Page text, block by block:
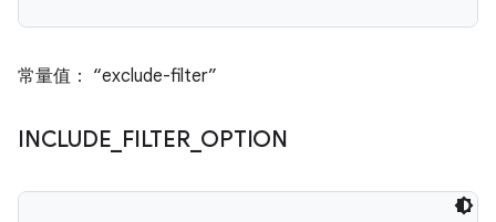
常量值： “exclude-filter”
INCLUDE FILTER_ OPTION